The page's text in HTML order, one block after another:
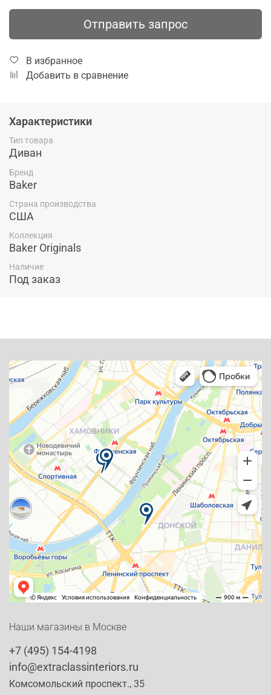
Отправить запрос
В избранное
Добавить в сравнение
Характеристики
Тип товара
Диван
Бренд
Baker
Страна производства
США
Коллекция
Baker Originals
Наличие
Под заказ
Наши магазины в Москве
+7 (495) 154-4198
info@extraclassinteriors.ru
Комсомольский проспект., 35